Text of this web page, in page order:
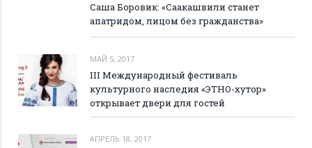
Саша Боровик: «Саакашвили станет
апатридом, лицом без гражданства»
МАЙ 5, 2017
III Международный фестиваль
культурного наследия «ЭТНО-хутор»
открывает двери для гостей
АПРЕЛЬ 18, 2017